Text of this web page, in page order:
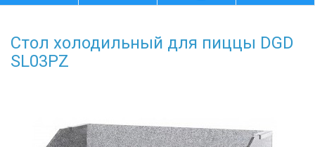
Стол холодильный для пиццы DGD
SL03PZ